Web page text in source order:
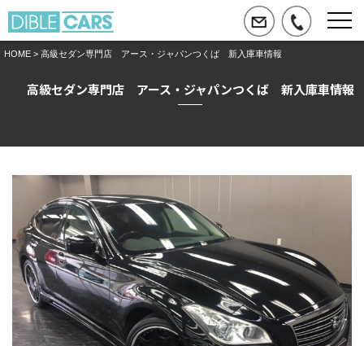
HOME > 高級セダン専門店 アース・ジャパンつくば 新入庫車情報
高級セダン専門店 アース・ジャパンつくば 新入庫車情報